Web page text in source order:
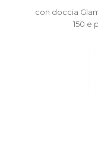
con doccia
150 e